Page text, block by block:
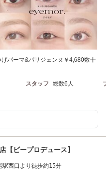
パーマ&パリジェンヌ￥4,680数十
スタッフ 総数6人
ビープロデュース】
駅西口より徒歩約15分